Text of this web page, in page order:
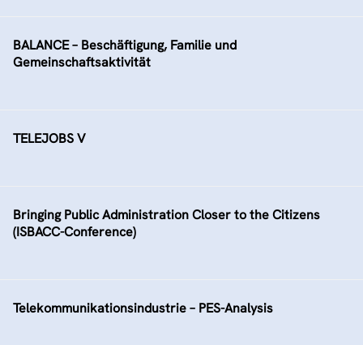
BALANCE – Beschäftigung, Familie und
Gemeinschaftsaktivität
TELEJOBS V
Bringing Public Administration Closer to the Citizens
(ISBACC-Conference)
Telekommunikationsindustrie – PES-Analysis